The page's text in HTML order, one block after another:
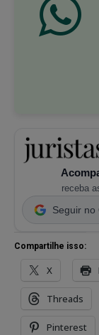
receba
Seguir no
Compartilhe isso:
X
Threads
Pinterest